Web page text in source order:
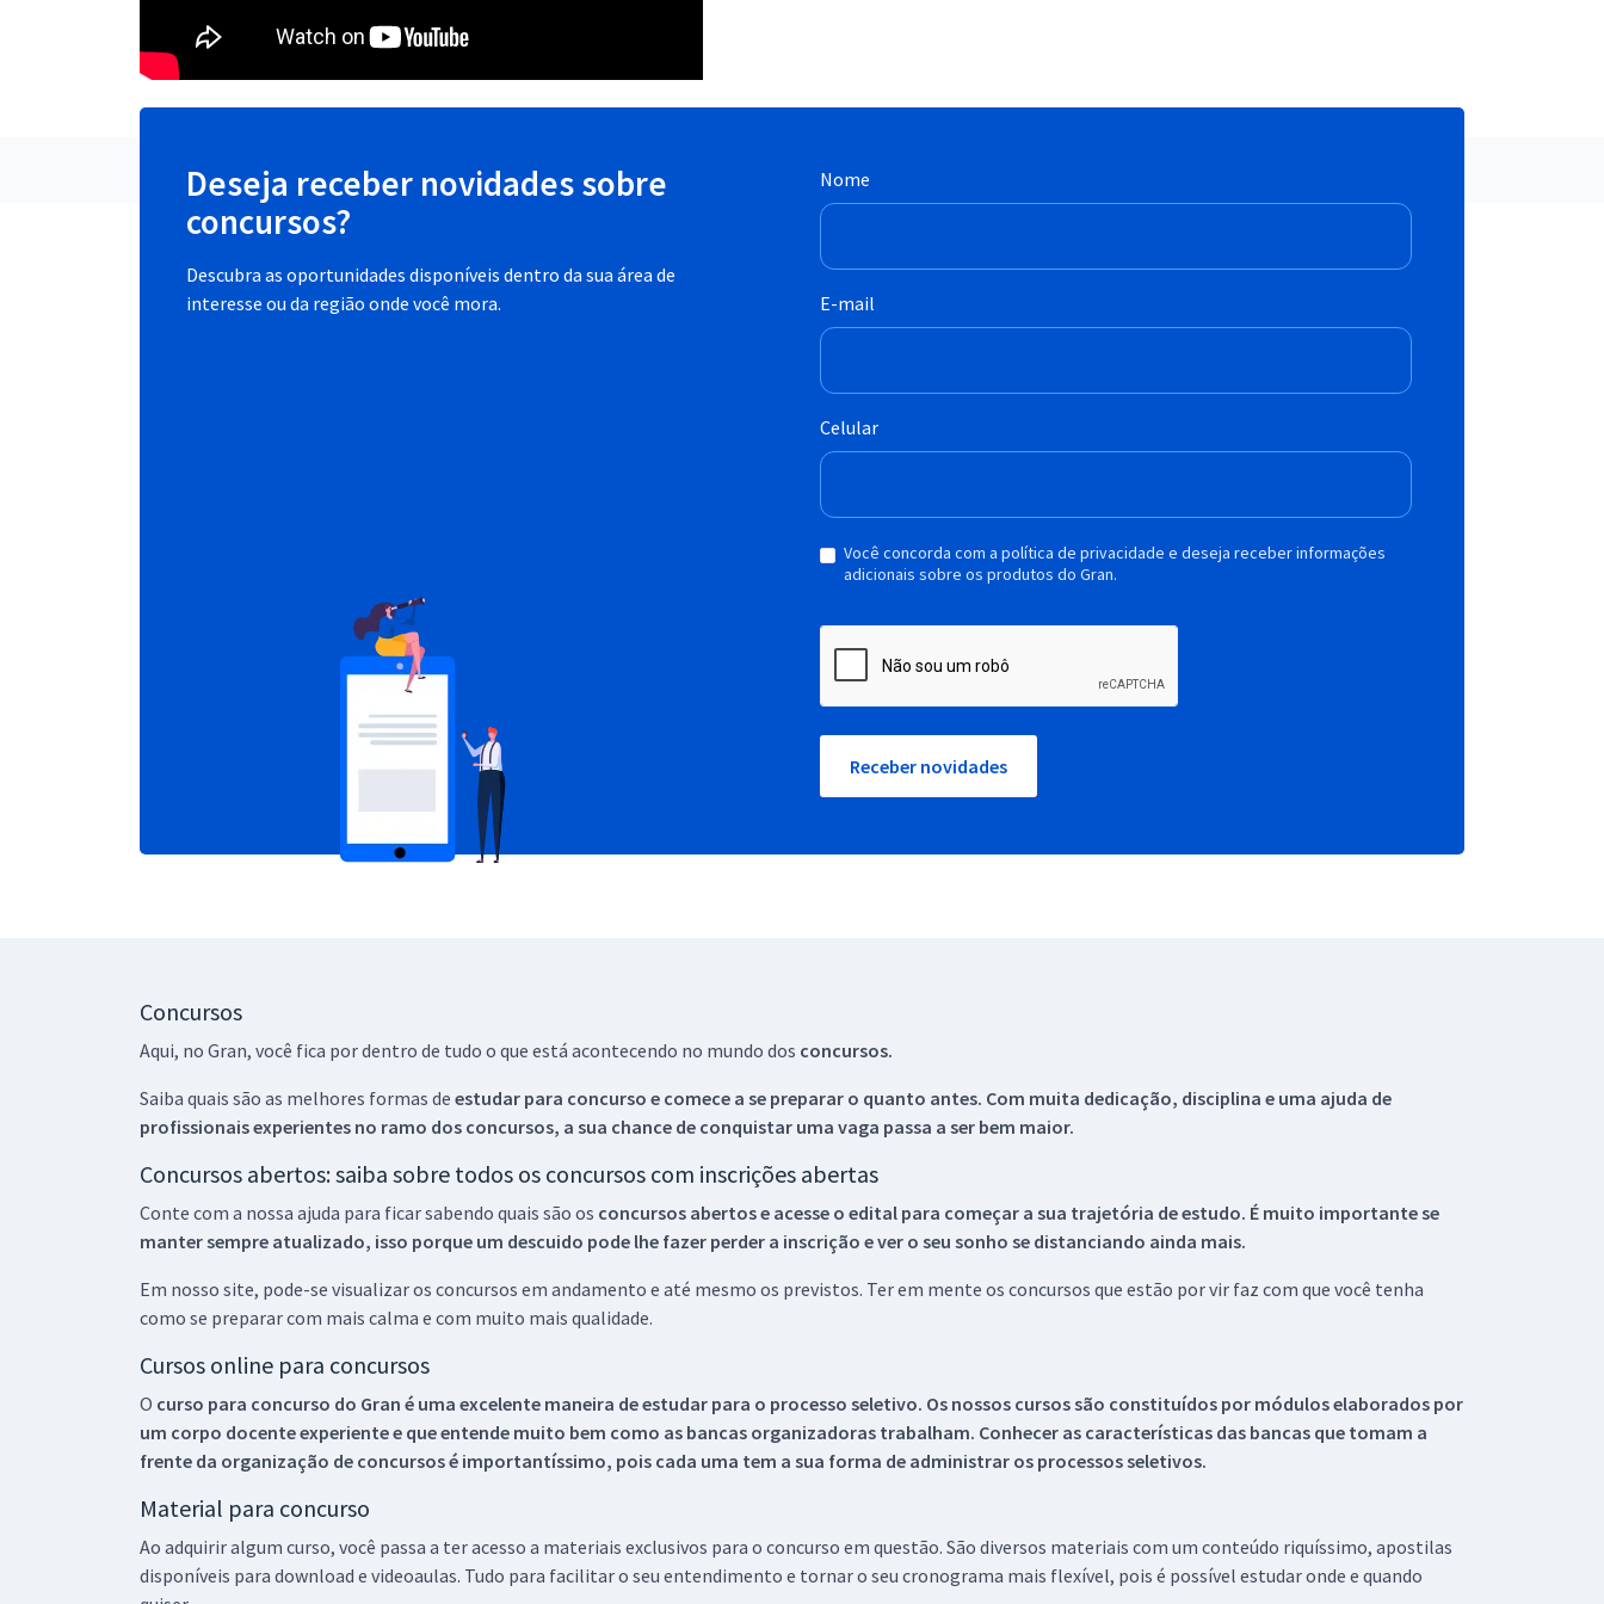
Deseja receber novidades sobre
concursos?
Descubra as oportunidades disponíveis dentro da sua área de
interesse ou da região onde você mora.
Nome
E-mail
Celular
Você concorda com a política de privacidade e deseja receber informações
adicionais sobre os produtos do Gran.
Receber novidades
Concursos
Aqui, no Gran, você fica por dentro de tudo o que está acontecendo no mundo dos concursos.
Saiba quais são as melhores formas de estudar para concurso e comece a se preparar o quanto antes. Com muita dedicação, disciplina e uma ajuda de
profissionais experientes no ramo dos concursos, a sua chance de conquistar uma vaga passa a ser bem maior.
Concursos abertos: saiba sobre todos os concursos com inscrições abertas
Conte com a nossa ajuda para ficar sabendo quais são os concursos abertos e acesse o edital para começar a sua trajetória de estudo. É muito importante se
manter sempre atualizado, isso porque um descuido pode lhe fazer perder a inscrição e ver o seu sonho se distanciando ainda mais.
Em nosso site, pode-se visualizar os concursos em andamento e até mesmo os previstos. Ter em mente os concursos que estão por vir faz com que você tenha
como se preparar com mais calma e com muito mais qualidade.
Cursos online para concursos
O curso para concurso do Gran é uma excelente maneira de estudar para o processo seletivo. Os nossos cursos são constituídos por módulos elaborados por
um corpo docente experiente e que entende muito bem como as bancas organizadoras trabalham. Conhecer as características das bancas que tomam a
frente da organização de concursos é importantíssimo, pois cada uma tem a sua forma de administrar os processos seletivos.
Material para concurso
Ao adquirir algum curso, você passa a ter acesso a materiais exclusivos para o concurso em questão. São diversos materiais com um conteúdo riquíssimo, apostilas
disponíveis para download e videoaulas. Tudo para facilitar o seu entendimento e tornar o seu cronograma mais flexível, pois é possível estudar onde e quando